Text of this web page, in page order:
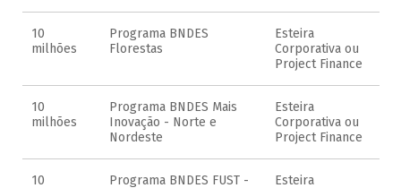
10
milhões
Programa BNDES
Florestas
Esteira
Corporativa ou
Project Finance
10
milhões
Programa BNDES Mais
Inovação - Norte e
Nordeste
Esteira
Corporativa ou
Project Finance
10
Programa BNDES FUST -
Esteira